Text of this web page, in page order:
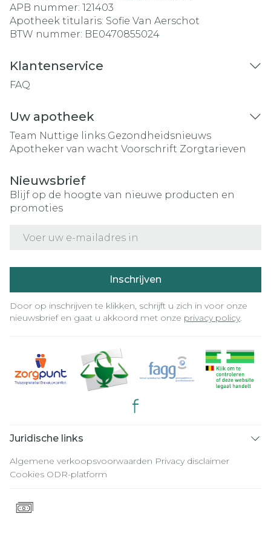
APB nummer: 121403
Apotheek titularis: Sofie Van Aerschot
BTW nummer: BE0470855024
Klantenservice
FAQ
Uw apotheek
Team Nuttige links Gezondheidsnieuws
Apotheker van wacht Voorschrift Zorgtarieven
Nieuwsbrief
Blijf op de hoogte van nieuwe producten en
promoties
Inschrijven
Door op inschrijven te klikken, schrijft u zich in voor onze
nieuwsbrief en gaat u akkoord met onze privacy policy.
Juridische links
Algemene verkoopsvoorwaarden Privacy disclaimer
Cookies ODR-platform